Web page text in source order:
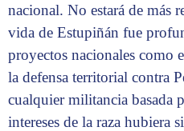
nacional. No estará de más
vida de Estupiñán fue
proyectos nacionales como
la defensa territorial contra
cualquier militancia basada
intereses de la raza hubiera